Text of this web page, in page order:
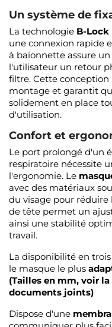
Un système de
La technologie B-Lock
une connexion rapide
à baïonnette assure
l'utilisateur un retour
filtre. Cette
montage et garantit
solidement en place
d'utilisation.
Confort et
Le port prolongé d'un
respiratoire nécessite
l'ergonomie. Le
avec des matériaux
du visage pour réduire
de tête permet un
ainsi une stabilité
travail.
La disponibilité en
le masque le plus
(Tailles en mm, voir
documents joints)
Dispose d'une